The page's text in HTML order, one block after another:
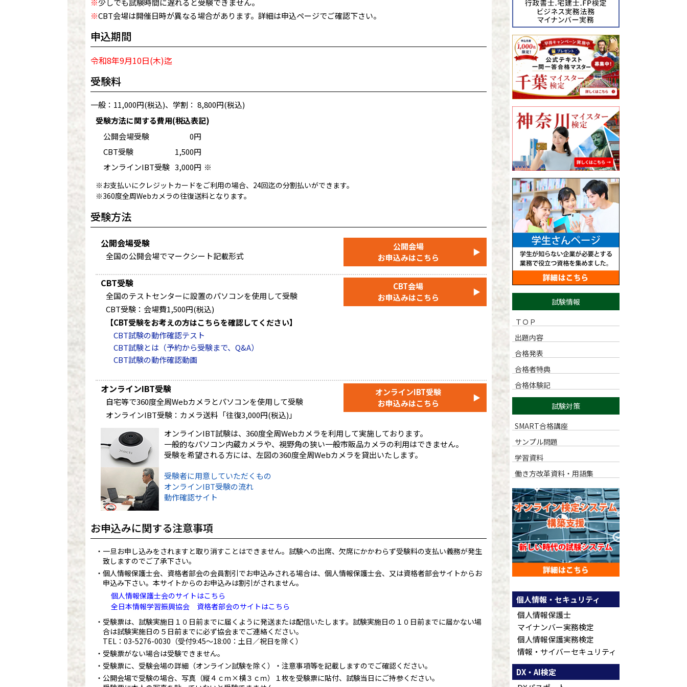
※少しでも試験時間に遅れると受験できません。
※CBT会場は開催日時が異なる場合があります。詳細は申込ページでご確認下さい。
申込期間
令和8年9月10日(木)迄
受験料
一般：11,000円(税込)、学割： 8,800円(税込)
受験方法に関する費用(税込表記)
公開会場受験
0円
CBT受験
1,500円
オンラインIBT受験 3,000円 ※
※お支払いにクレジットカードをご利用の場合、24回迄の分割払いができます。
※360度全周Webカメラの往復送料となります。
受験方法
公開会場受験
全国の公開会場でマークシート記載形式
公開会場
お申込みはこちら
▶
CBT受験
全国のテストセンターに設置のパソコンを使用して受験
CBT受験：会場費1,500円(税込)
【CBT受験をお考えの方はこちらを確認してください】
CBT試験の動作確認テスト
CBT試験とは（予約から受験まで、Q&A）
CBT試験の動作確認動画
CBT会場
お申込みはこちら
▶
オンラインIBT受験
自宅等で360度全周Webカメラとパソコンを使用して受験
オンラインIBT受験：カメラ送料「往復3,000円(税込)」
オンラインIBT受験
お申込みはこちら
▶
オンラインIBT試験は、360度全周Webカメラを利用して実施しております。
一般的なパソコン内蔵カメラや、視野角の狭い一般市販品カメラの利用はできません。
受験を希望される方には、左図の360度全周Webカメラを貸出いたします。
受験者に用意していただくもの
オンラインIBT受験の流れ
動作確認サイト
お申込みに関する注意事項
一旦お申し込みをされますと取り消すことはできません。試験への出席、欠席にかかわらず受験料の支払い義務が発生
致しますのでご了承下さい。
個人情報保護士会、資格者部会の会員割引でお申込みされる場合は、個人情報保護士会、又は資格者部会サイトからお
申込み下さい。本サイトからのお申込みは割引がされません。
個人情報保護士会のサイトはこちら
全日本情報学習振興協会 資格者部会のサイトはこちら
受験票は、試験実施日１０日前までに届くように発送または配信いたします。試験実施日の１０日前までに届かない場
合は試験実施日の５日前までに必ず協会までご連絡ください。
TEL： 03-5276-0030 （受付9:45～18:00：土日／祝日を除く）
受験票がない場合は受験できません。
受験票に、受験会場の詳細（オンライン試験を除く）・注意事項等を記載しますのでご確認ください。
公開会場で受験の場合、写真（縦４ｃｍ×横３ｃｍ）１枚を受験票に貼付、試験当日にご持参ください。
試験情報
ＴＯＰ
出題内容
合格発表
合格者特典
合格体験記
試験対策
SMART合格講座
サンプル問題
学習資料
働き方改革資料・用語集
個人情報・セキュリティ
個人情報保護士
マイナンバー実務検定
個人情報保護実務検定
情報・サイバーセキュリティ
DX・AI検定